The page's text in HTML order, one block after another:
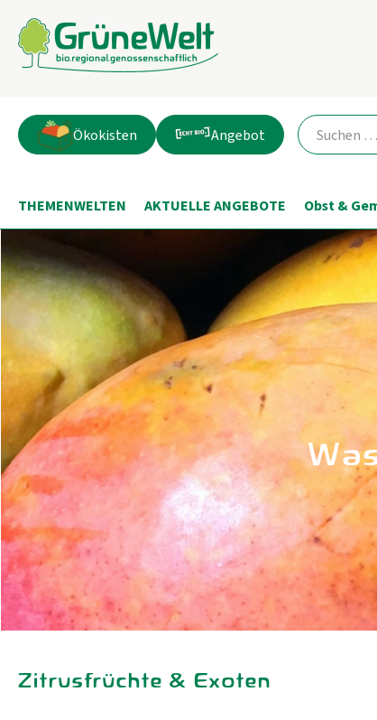
Ökokisten Angebot
THEMENWELTEN AKTUELLE ANGEBOTE Obst &
Zitrusfrüchte & Exoten